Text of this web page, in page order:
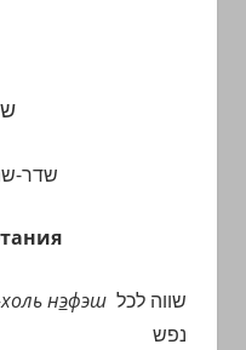
нэфэш שווה לכל
נפש